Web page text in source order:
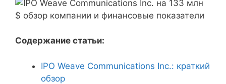
Содержание статьи:
IPO Weave Communications Inc.: краткий
обзор